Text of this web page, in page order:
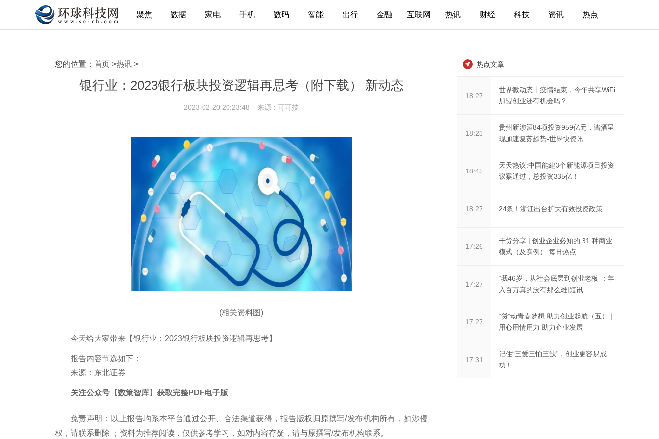
聚焦 数据 家电 手机 数码 智能 出行 金融 互联网 热讯 财经 科技 资讯 热点
您的位置： 首页 >热讯 >
银行业：2023银行板块投资逻辑再思考（附下载） 新动态
2023-02-20 20:23:48 来源：可可技
(相关资料图)
今天给大家带来【银行业：2023银行板块投资逻辑再思考】
报告内容节选如下：
来源：东北证券
关注公众号【数策智库】获取完整PDF电子版
免责声明：以上报告均系本平台通过公开、合法渠道获得，报告版权归原撰写/发布机构所有，如涉侵
权，请联系删除 ；资料为推荐阅读，仅供参考学习，如对内容存疑，请与原撰写/发布机构联系。
热点文章
18:27
世界微动态丨疫情结束，今年共享WiFi
加盟创业还有机会吗？
18:23
贵州新涉酒84项投资959亿元，酱酒呈
现加速复苏趋势-世界快资讯
18:45
天天热议:中国能建3个新能源项目投资
议案通过，总投资335亿！
18:27 24条！浙江出台扩大有效投资政策
17:26
干货分享 | 创业企业必知的 31 种商业
模式（及实例） 每日热点
17:27
“我46岁，从社会底层到创业老板”：年
入百万真的没有那么难|短讯
17:27
“贷”动青春梦想 助力创业起航（五）｜
用心用情用力 助力企业发展
17:31
记住“三爱三怕三缺”，创业更容易成
功！